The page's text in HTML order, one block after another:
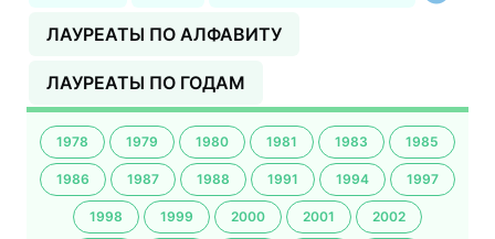
ЛАУРЕАТЫ ПО АЛФАВИТУ
ЛАУРЕАТЫ ПО ГОДАМ
1978 1979 1980 1981 1983 1985
1986 1987 1988 1991 1994 1997
1998 1999 2000 2001 2002